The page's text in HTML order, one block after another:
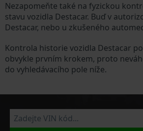
Nezapomeňte také na fyzickou
stavu vozidla Destacar. Buď v
Destacar, nebo u zkušeného
Kontrola historie vozidla Destacar
obvykle prvním krokem, proto
do vyhledávacího pole níže.